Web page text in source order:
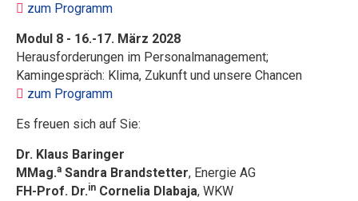
zum Programm
Modul 8 - 16.-17. März 2028
Herausforderungen im Personalmanagement;
Kamingespräch: Klima, Zukunft und unsere Chancen
zum Programm
Es freuen sich auf Sie:
Dr. Klaus Baringer
MMag.a Sandra Brandstetter, Energie AG
FH-Prof. Dr.in Cornelia Dlabaja, WKW